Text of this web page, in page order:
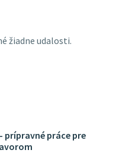
žiadne udalosti.
– prípravné práce pre